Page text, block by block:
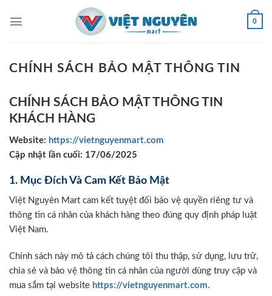
0
CHÍNH SÁCH BẢO MẬT THÔNG TIN
CHÍNH SÁCH BẢO MẬT THÔNG TIN
KHÁCH HÀNG
Website: https://vietnguyenmart.com
Cập nhật lần cuối: 17/06/2025
1. Mục Đích Và Cam Kết Bảo Mật
Việt Nguyên Mart cam kết tuyệt đối bảo vệ quyền riêng tư và
thông tin cá nhân của khách hàng theo đúng quy định pháp luật
Việt Nam.
Chính sách này mô tả cách chúng tôi thu thập, sử dụng, lưu trữ,
chia sẻ và bảo vệ thông tin cá nhân của người dùng truy cập và
mua sắm tại website https://vietnguyenmart.com.